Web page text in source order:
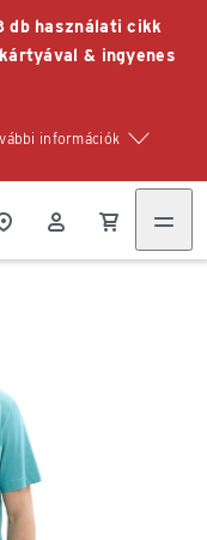
db használati cikk
& ingyenes
információk